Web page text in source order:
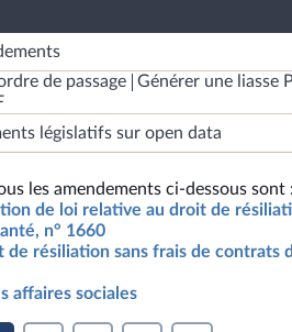
de passage
Générer une liasse
législatifs sur open data
les amendements ci-dessous sont :
de loi relative au droit de
n° 1660
de résiliation sans frais de contrats
affaires sociales